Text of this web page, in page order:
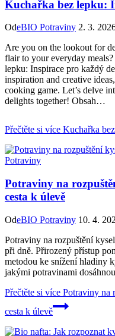
Kuchařka bez lepku:
OdeBIO Potraviny 2. 3.
Are you on the lookout for
flair to your everyday
lepku: Inspirace pro každý
inspiration and creative
cooking game. Let’s delve
delights together! Obsah…
Přečtěte si více Kuchařka
Potraviny
Potraviny na
cesta k úlevě
OdeBIO Potraviny 10. 4.
Potraviny na rozpuštění
při dně. Přirozený přístup
metodou ke snížení hladiny
jakými potravinami
Přečtěte si více Potraviny na
cesta k úlevě